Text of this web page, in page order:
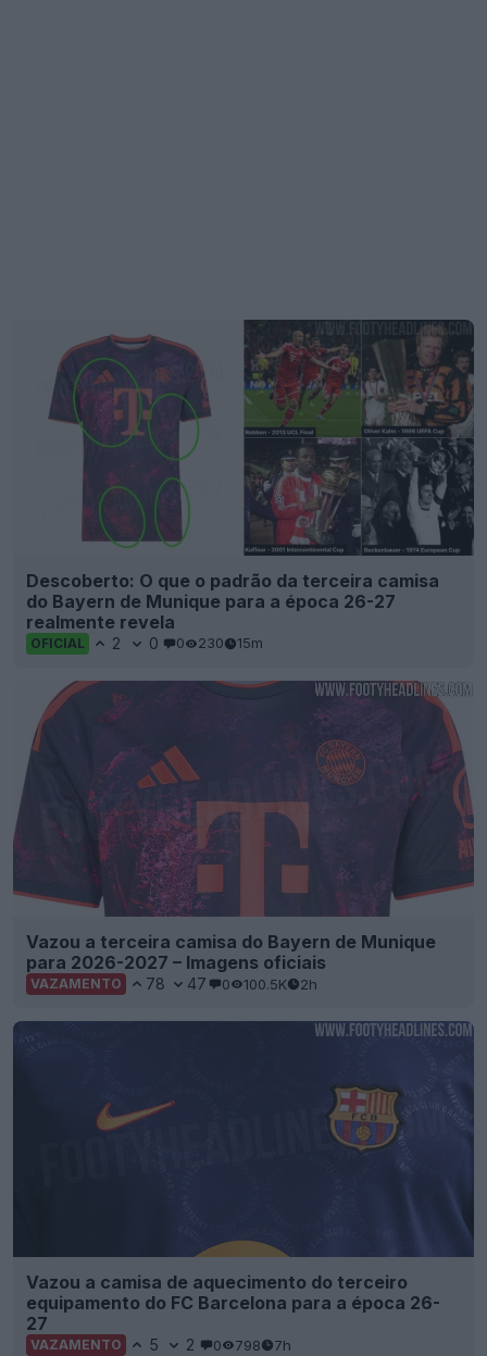
Descoberto: O que o padrão da terceira camisa
do Bayern de Munique para a época 26-27
realmente revela
OFICIAL 2 0 0 230 15m
Vazou a terceira camisa do Bayern de Munique
para 2026-2027 – Imagens oficiais
VAZAMENTO 78 47 0 100.5K 2h
Vazou a camisa de aquecimento do terceiro
equipamento do FC Barcelona para a época 26-
27
VAZAMENTO 5 2 0 798 7h